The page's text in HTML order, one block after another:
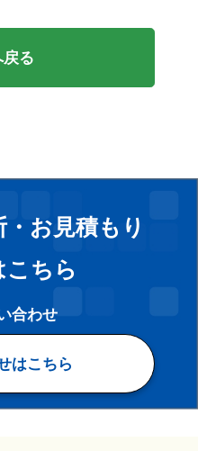
る
お見積もり
こちら
合わせ
はこちら